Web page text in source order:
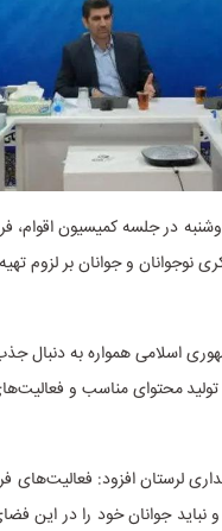
در جلسه کمیسیون
و جوانان بر لزوم
اسلامی همواره به دنبال
تولید محتوای مناسب و
لرستان افزود:
جوانان خود را در این